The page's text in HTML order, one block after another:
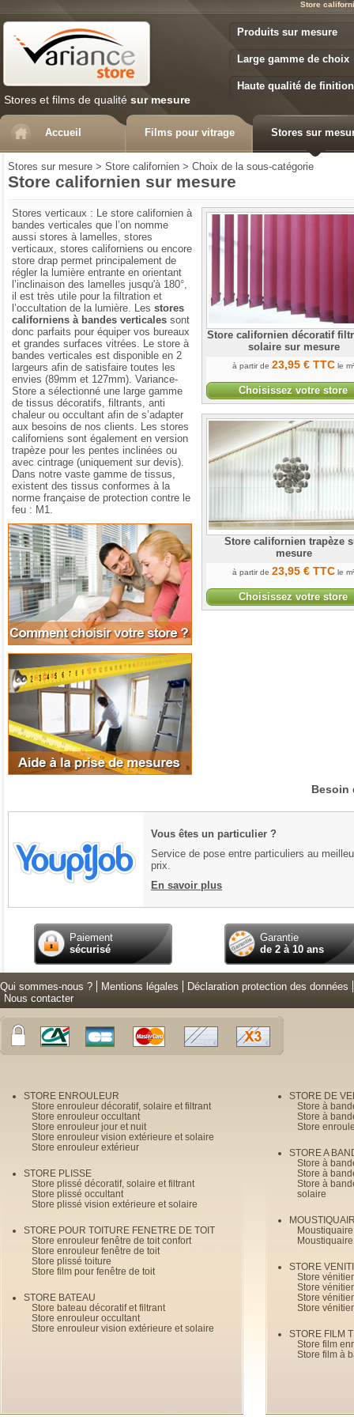
Store
Stores et films de qualité sur mesure
Produits sur mesure
Large gamme de choix
Haute qualité de finition
Accueil Films pour vitrage Stores sur
Stores sur mesure > Store californien > Choix de la sous-catégorie
Store californien sur mesure
Stores verticaux : Le store californien à
bandes verticales que l’on nomme
aussi stores à lamelles, stores
verticaux, stores californiens ou encore
store drap permet principalement de
régler la lumière entrante en orientant
l’inclinaison des lamelles jusqu'à 180°,
il est très utile pour la filtration et
l’occultation de la lumière. Les stores
californiens à bandes verticales sont
donc parfaits pour équiper vos bureaux
et grandes surfaces vitrées. Le store à
bandes verticales est disponible en 2
largeurs afin de satisfaire toutes les
envies (89mm et 127mm). Variance-
Store a sélectionné une large gamme
de tissus décoratifs, filtrants, anti
chaleur ou occultant afin de s’adapter
aux besoins de nos clients. Les stores
californiens sont également en version
trapèze pour les pentes inclinées ou
avec cintrage (uniquement sur devis).
Dans notre vaste gamme de tissus,
existent des tissus conformes à la
norme française de protection contre le
feu : M1.
Comment choisir votre store
Store californien décoratif
solaire sur mesure
à partir de 23,95 € TTC le m²
Choisissez votre store
Store californien trapèze
mesure
à partir de 23,95 € TTC le m²
Choisissez votre store
Besoin
Vous êtes un particulier ?
Service de pose entre particuliers au
prix.
En savoir plus
Paiement
sécurisé
Garantie
de 2 à 10 ans
Qui sommes-nous ? Mentions légales
Déclaration protection des données
Nous contacter
STORE ENROULEUR
Store enrouleur décoratif, solaire et filtrant
Store enrouleur occultant
Store enrouleur jour et nuit
Store enrouleur vision extérieure et solaire
Store enrouleur extérieur
STORE PLISSE
Store plissé décoratif, solaire et filtrant
Store plissé occultant
Store plissé vision extérieure et solaire
STORE POUR TOITURE FENETRE DE TOIT
Store enrouleur fenêtre de toit confort
Store enrouleur fenêtre de toit
Store plissé toiture
Store film pour fenêtre de toit
STORE BATEAU
Store bateau décoratif et filtrant
Store enrouleur occultant
Store enrouleur vision extérieure et solaire
STORE DE
Store à
Store à
Store
STORE A
Store à
Store à
Store à
solaire
STORE
Store
Store
Store
Store
STORE FILM
Store film
Store film à